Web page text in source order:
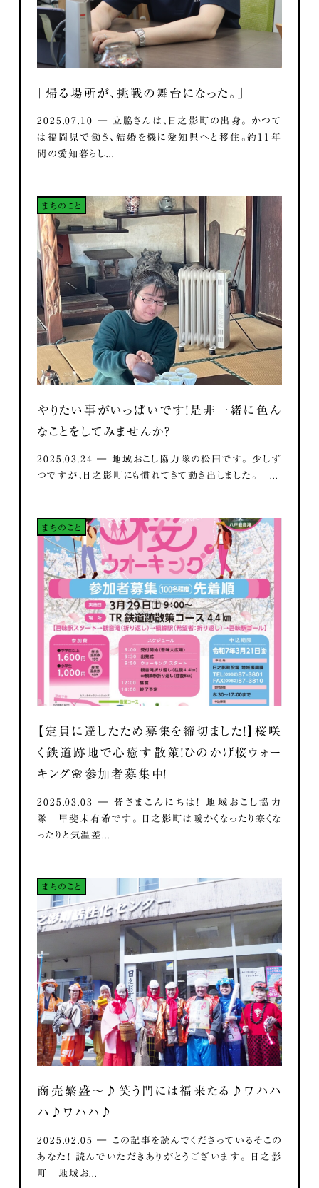
「帰る場所が、挑戦の舞台になった。」
2025.07.10 ― 立脇さんは、日之影町の出身。 かつて
は福岡県で働き、結婚を機に愛知県へと移住。約11年
間の愛知暮らし...
まちのこと
やりたい事がいっぱいです！是非一緒に色ん
なことをしてみませんか？
2025.03.24 ― 地域おこし協力隊の松田です。 少しず
つですが、日之影町にも慣れてきて動き出しました。 ...
まちのこと
【定員に達したため募集を締切ました！】桜咲
く鉄道跡地で心癒す散策！ひのかげ桜ウォー
キング🌸参加者募集中！
2025.03.03 ― 皆さまこんにちは！ 地域おこし協力
隊 甲斐未有希です。 日之影町は暖かくなったり寒くな
ったりと気温差...
まちのこと
商売繁盛～♪笑う門には福来たる♪ワハハ
ハ♪ワハハ♪
2025.02.05 ― この記事を読んでくださっているそこの
あなた！ 読んでいただきありがとうございます。 日之影
町 地域お...